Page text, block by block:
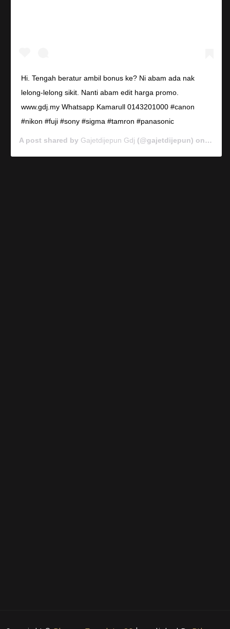
Hi. Tengah beratur ambil bonus ke? Ni abam ada nak
lelong-lelong sikit. Nanti abam edit harga promo.
www.gdj.my Whatsapp Kamarull 0143201000 #canon
#nikon #fuji #sony #sigma #tamron #panasonic
A post shared by Gajetdijepun Gdj (@gajetdijepun) on Jan 7,